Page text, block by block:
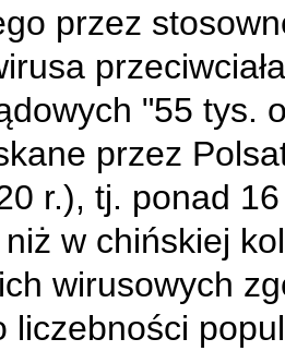
przez
"55 tys.
przez
r.), tj. ponad
w chińskiej
wirusowych
liczebności